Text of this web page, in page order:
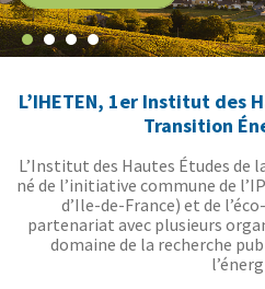
L’IHETEN, 1er Institut des
Transition
L’Institut des Hautes Études de
né de l’initiative commune de
d’Ile-de-France) et de
partenariat avec plusieurs
domaine de la recherche